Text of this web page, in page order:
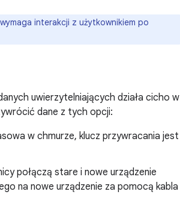
interakcji z użytkownikiem po
uwierzytelniających działa cicho w
dane z tych opcji:
w chmurze, klucz przywracania jest
połączą stare i nowe urządzenie
na nowe urządzenie za pomocą kabla